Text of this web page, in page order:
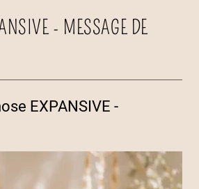
- MESSAGE DE
EXPANSIVE -